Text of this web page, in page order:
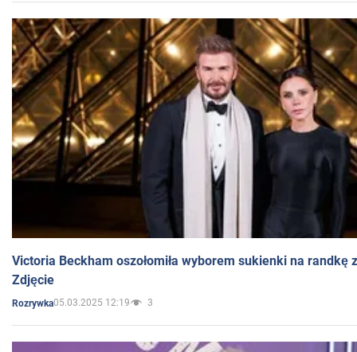
Victoria Beckham oszołomiła wyborem sukienki na randkę
Zdjęcie
Rozrywka05.03.2025 12:19 3